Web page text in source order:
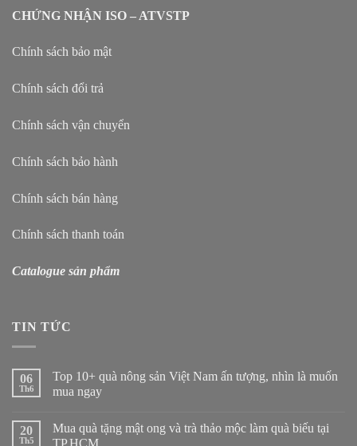
CHỨNG NHẬN ISO – ATVSTP
Chính sách bảo mật
Chính sách đổi trả
Chính sách vận chuyển
Chính sách bảo hành
Chính sách bán hàng
Chính sách thanh toán
Catalogue sản phẩm
TIN TỨC
06
Th6
Top 10+ quà nông sản Việt Nam ấn tượng, nhìn là muốn
mua ngay
20
Th5
Mua quà tặng mật ong và trà thảo mộc làm quà biếu tại
TP.HCM